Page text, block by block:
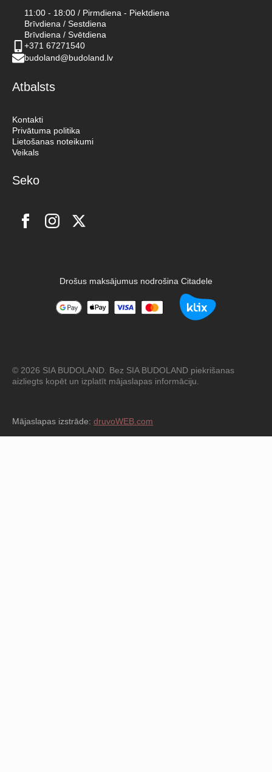
11:00 - 18:00 / Pirmdiena - Piektdiena
Brīvdiena / Sestdiena
Brīvdiena / Svētdiena
+371 67271540
budoland@budoland.lv
Atbalsts
Kontakti
Privātuma politika
Lietošanas noteikumi
Veikals
Seko
Drošus maksājumus nodrošina Citadele
© 2026 SIA BUDOLAND. Bez SIA BUDOLAND piekrišanas
aizliegts kopēt un izplatīt mājaslapas informāciju.
Mājaslapas izstrāde: druvoWEB.com